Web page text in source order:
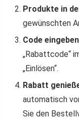
Produkte in
gewünschten
Code
„Rabattcode“
„Einlösen“.
Rabatt
automatisch
Sie den